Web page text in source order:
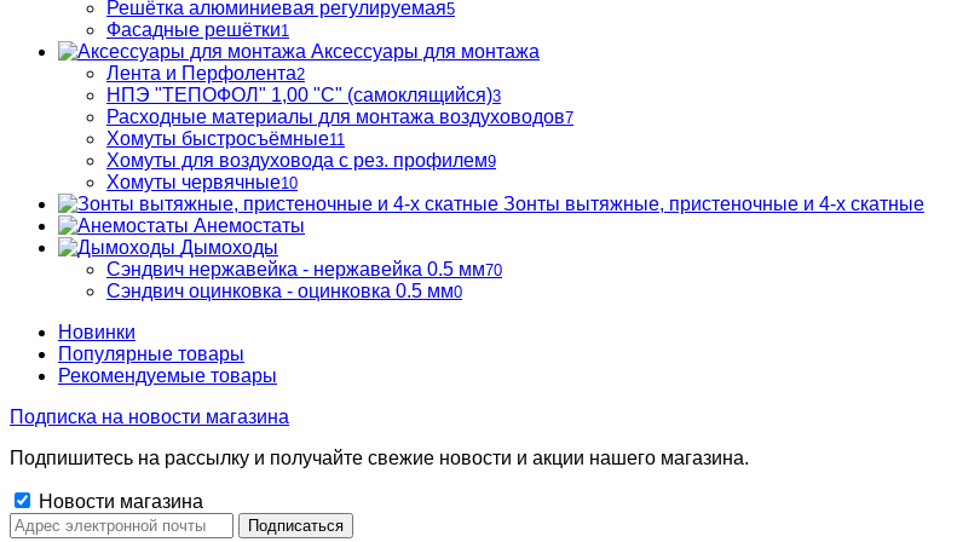
Решётка алюминиевая регулируемая5
Фасадные решётки1
Аксессуары для монтажа
Лента и Перфолента2
НПЭ "ТЕПОФОЛ" 1,00 "С" (самоклящийся)3
Расходные материалы для монтажа воздуховодов7
Хомуты быстросъёмные11
Хомуты для воздуховода с рез. профилем9
Хомуты червячные10
Зонты вытяжные, пристеночные и 4-х скатные
Анемостаты
Дымоходы
Сэндвич нержавейка - нержавейка 0.5 мм70
Сэндвич оцинковка - оцинковка 0.5 мм0
Новинки
Популярные товары
Рекомендуемые товары
Подписка на новости магазина
Подпишитесь на рассылку и получайте свежие новости и акции нашего магазина.
Новости магазина